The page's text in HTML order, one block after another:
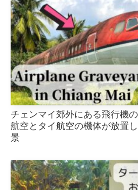
チェンマイ郊外にある飛行機
航空とタイ航空の機体が放置
景